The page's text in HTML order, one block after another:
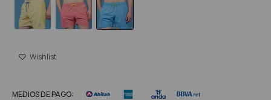
MEDIOS DE PAGO: